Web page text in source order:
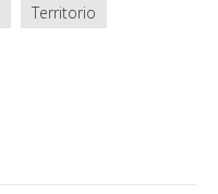
Territorio